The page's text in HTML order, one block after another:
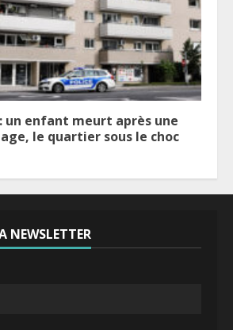
un enfant meurt après une
le quartier sous le choc
NEWSLETTER